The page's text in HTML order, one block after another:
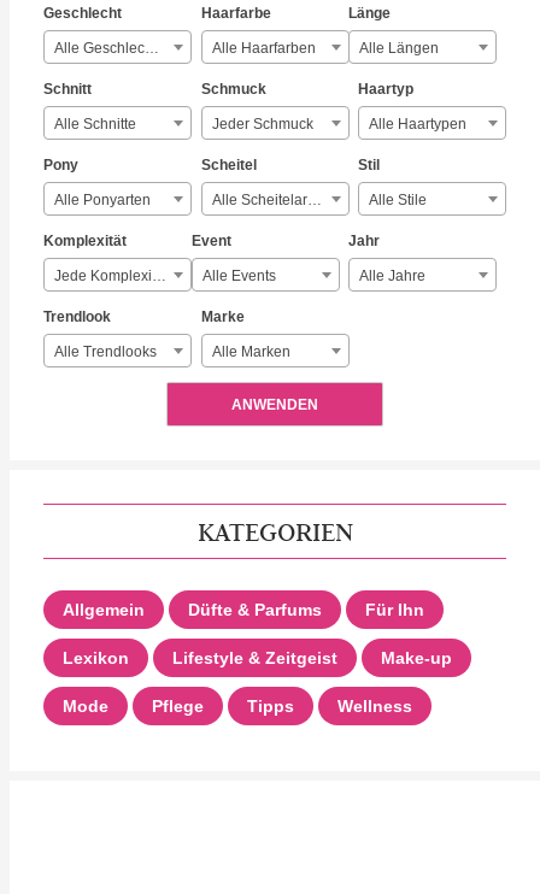
Geschlecht
Alle Geschlechter
Haarfarbe
Alle Haarfarben
Länge
Alle Längen
Schnitt
Alle Schnitte
Schmuck
Jeder Schmuck
Haartyp
Alle Haartypen
Pony
Alle Ponyarten
Scheitel
Alle Scheitelarten
Stil
Alle Stile
Komplexität
Jede Komplexität
Event
Alle Events
Jahr
Alle Jahre
Trendlook
Alle Trendlooks
Marke
Alle Marken
ANWENDEN
KATEGORIEN
Allgemein Düfte & Parfums Für Ihn
Lexikon Lifestyle & Zeitgeist Make-up
Mode Pflege Tipps Wellness